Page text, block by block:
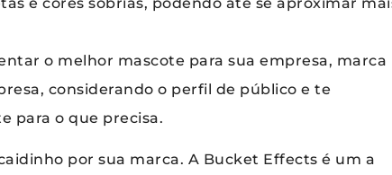
o melhor mascote para sua empresa, marca
considerando o perfil de público e te
para o que precisa.
por sua marca. A Bucket Effects é um a